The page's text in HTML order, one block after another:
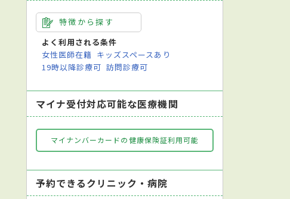
特徴から探す
よく利用される条件
女性医師在籍 キッズスペースあり
19時以降診療可 訪問診療可
マイナ受付対応可能な医療機関
マイナンバーカードの健康保険証利用可能
予約できるクリニック・病院